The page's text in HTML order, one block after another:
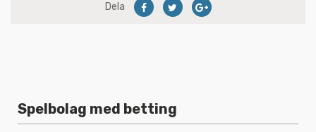
Dela
Spelbolag med betting